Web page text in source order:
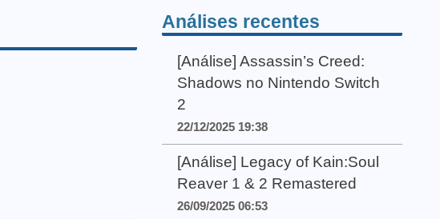
Análises recentes
[Análise] Assassin’s Creed:
Shadows no Nintendo Switch
2
22/12/2025 19:38
[Análise] Legacy of Kain:Soul
Reaver 1 & 2 Remastered
26/09/2025 06:53